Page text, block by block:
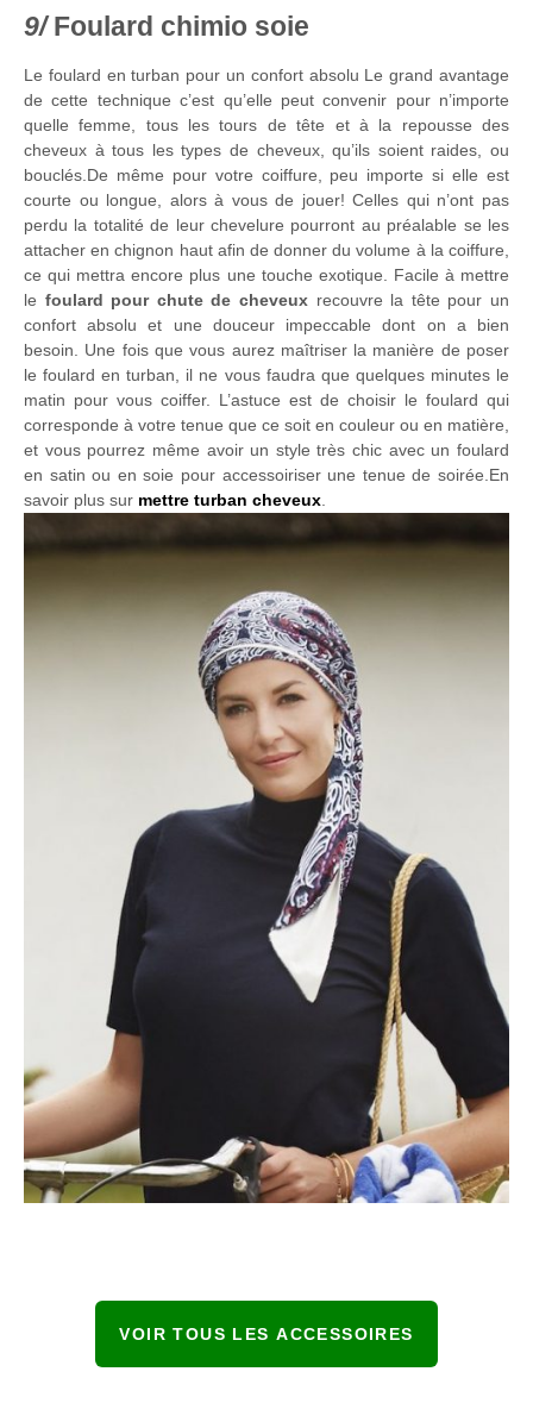
Foulard chimio soie
Le foulard en turban pour un confort absolu Le grand avantage
de cette technique c’est qu’elle peut convenir pour n’importe
quelle femme, tous les tours de tête et à la repousse des
cheveux à tous les types de cheveux, qu’ils soient raides, ou
bouclés.De même pour votre coiffure, peu importe si elle est
courte ou longue, alors à vous de jouer! Celles qui n’ont pas
perdu la totalité de leur chevelure pourront au préalable se les
attacher en chignon haut afin de donner du volume à la coiffure,
ce qui mettra encore plus une touche exotique. Facile à mettre
le foulard pour chute de cheveux recouvre la tête pour un
confort absolu et une douceur impeccable dont on a bien
besoin. Une fois que vous aurez maîtriser la manière de poser
le foulard en turban, il ne vous faudra que quelques minutes le
matin pour vous coiffer. L’astuce est de choisir le foulard qui
corresponde à votre tenue que ce soit en couleur ou en matière,
et vous pourrez même avoir un style très chic avec un foulard
en satin ou en soie pour accessoiriser une tenue de soirée.En
savoir plus sur mettre turban cheveux
VOIR TOUS LES ACCESSOIRES